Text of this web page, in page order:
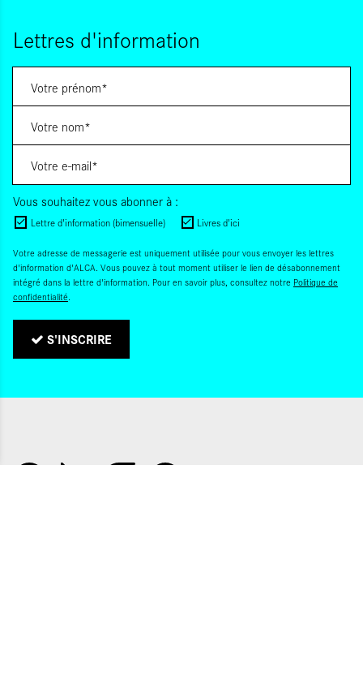
Lettres d'information
Vous souhaitez vous abonner à :
Lettre d'information (bimensuelle) Livres d'ici
Votre adresse de messagerie est uniquement utilisée pour vous envoyer les lettres
d'information d'ALCA. Vous pouvez à tout moment utiliser le lien de désabonnement
intégré dans la lettre d'information. Pour en savoir plus, consultez notre Politique de
confidentialité.
S'INSCRIRE